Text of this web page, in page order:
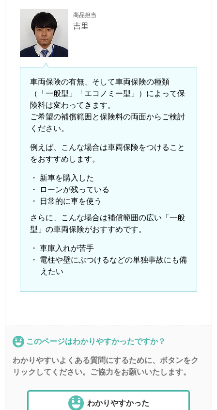
商品担当
吉里
車両保険の有無、そして車両保険の種類
（「一般型」「エコノミー型」）によって保
険料は変わってきます。
ご希望の補償範囲と保険料の両面からご検討
ください。
例えば、こんな場合は車両保険をつけること
をおすすめします。
・
新車を購入した
・
ローンが残っている
・
日常的に車を使う
さらに、こんな場合は補償範囲の広い「一般
型」の車両保険がおすすめです。
・ 車庫入れが苦手
・
電柱や壁にぶつけるなどの単独事故にも備
えたい
このページはわかりやすかったですか？
わかりやすいよくある質問にするために、ボタンをク
リックしてください。ご協力をお願いいたします。
わかりやすかった